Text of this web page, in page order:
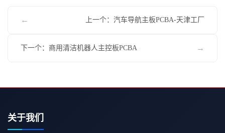
← 上一个：汽车导航主板PCBA-天津工厂
下一个：商用清洁机器人主控板PCBA →
关于我们